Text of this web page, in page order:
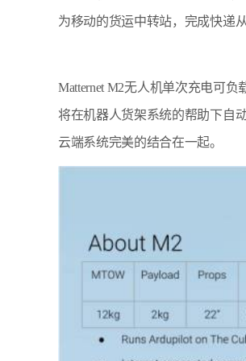
为移动的货运中转站，完成快递
Matternet M2无人机单次充电可
将在机器人货架系统的帮助下自
云端系统完美的结合在一起。